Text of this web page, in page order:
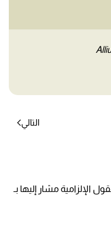
التالي
الإلزامية مشار إليها بـ